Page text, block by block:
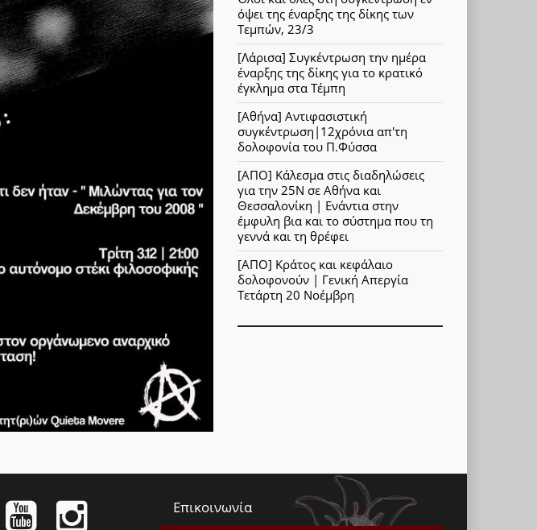
όψει της έναρξης της δίκης των
Τεμπών, 23/3
[Λάρισα] Συγκέντρωση την ημέρα
έναρξης της δίκης για το κρατικό
έγκλημα στα Τέμπη
[Αθήνα] Αντιφασιστική
συγκέντρωση|12χρόνια απ'τη
δολοφονία του Π.Φύσσα
[ΑΠΟ] Κάλεσμα στις διαδηλώσεις
για την 25Ν σε Αθήνα και
Θεσσαλονίκη | Ενάντια στην
έμφυλη βια και το σύστημα που τη
γεννά και τη θρέφει
[ΑΠΟ] Κράτος και κεφάλαιο
δολοφονούν | Γενική Απεργία
Τετάρτη 20 Νοέμβρη
Επικοινωνία